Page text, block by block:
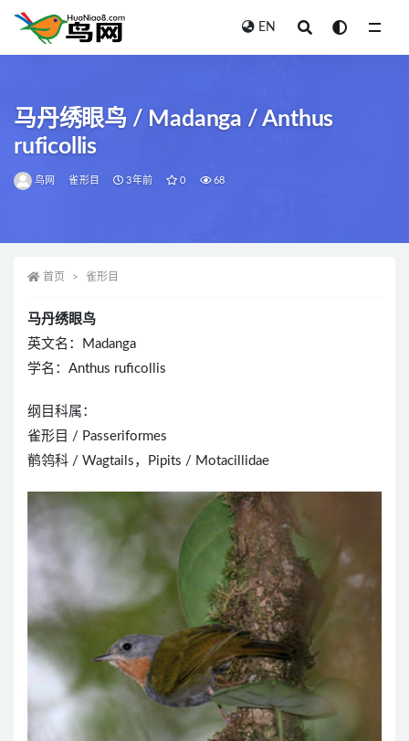
EN
马丹绣眼鸟 / Madanga / Anthus
ruficollis
鸟网 雀形目 3年前 0 68
首页 雀形目
马丹绣眼鸟
英文名：Madanga
学名：Anthus ruficollis
纲目科属：
雀形目 / Passeriformes
鹡鸰科 / Wagtails，Pipits / Motacillidae